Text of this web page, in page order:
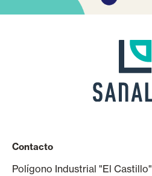
Contacto
Polígono Industrial "El Castillo"